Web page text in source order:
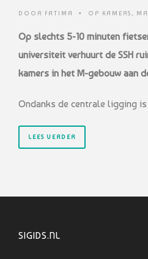
DOOR FATIMA • OP KAMERS,
Op slechts 5-10 minuten
universiteit verhuurt de SSH
kamers in het M-gebouw aan
Ondanks de centrale ligging
LEES VERDER
SIGIDS.NL